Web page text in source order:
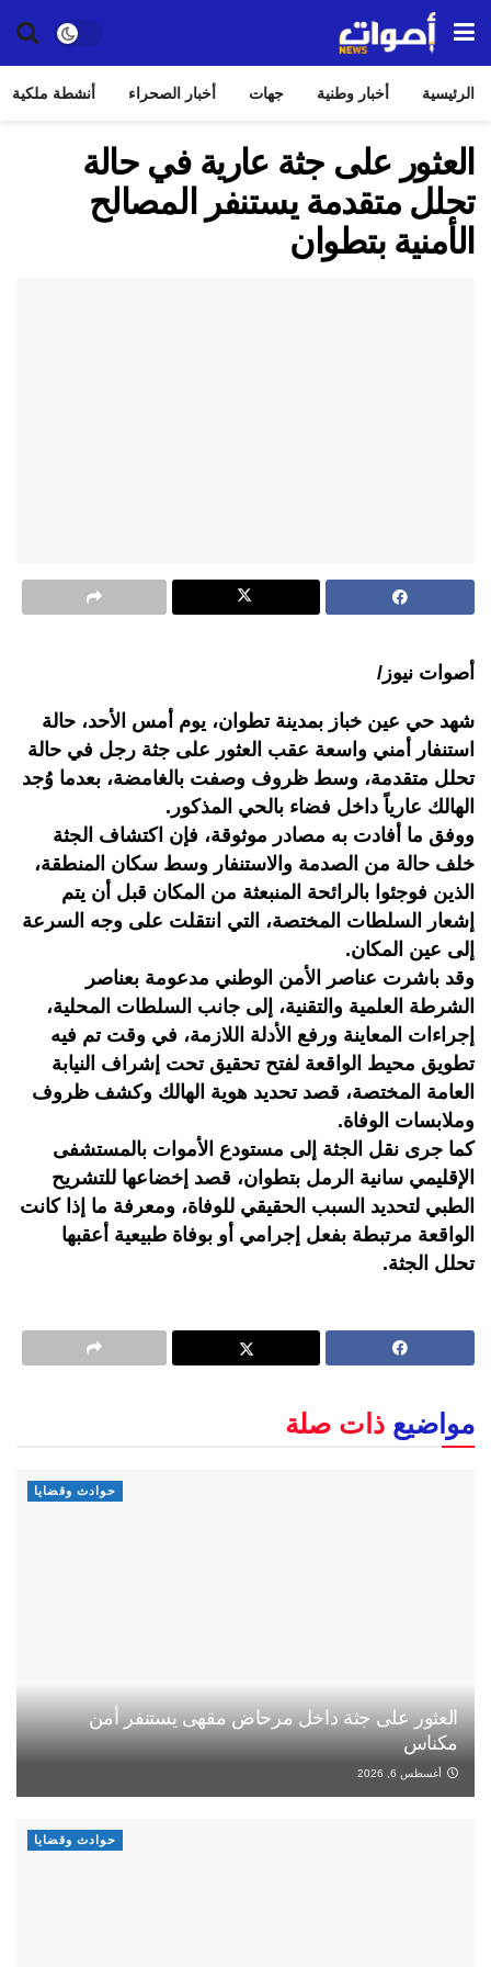
الرئيسية أخبار وطنية جهات أخبار الصحراء أنشطة ملكية
العثور على جثة عارية في حالة
تحلل متقدمة يستنفر المصالح
الأمنية بتطوان
أصوات نيوز/
شهد حي عين خباز بمدينة تطوان، يوم أمس الأحد، حالة
استنفار أمني واسعة عقب العثور على جثة رجل في حالة
تحلل متقدمة، وسط ظروف وصفت بالغامضة، بعدما وُجد
الهالك عارياً داخل فضاء بالحي المذكور.
ووفق ما أفادت به مصادر موثوقة، فإن اكتشاف الجثة
خلف حالة من الصدمة والاستنفار وسط سكان المنطقة،
الذين فوجئوا بالرائحة المنبعثة من المكان قبل أن يتم
إشعار السلطات المختصة، التي انتقلت على وجه السرعة
إلى عين المكان.
وقد باشرت عناصر الأمن الوطني مدعومة بعناصر
الشرطة العلمية والتقنية، إلى جانب السلطات المحلية،
إجراءات المعاينة ورفع الأدلة اللازمة، في وقت تم فيه
تطويق محيط الواقعة لفتح تحقيق تحت إشراف النيابة
العامة المختصة، قصد تحديد هوية الهالك وكشف ظروف
وملابسات الوفاة.
كما جرى نقل الجثة إلى مستودع الأموات بالمستشفى
الإقليمي سانية الرمل بتطوان، قصد إخضاعها للتشريح
الطبي لتحديد السبب الحقيقي للوفاة، ومعرفة ما إذا كانت
الواقعة مرتبطة بفعل إجرامي أو بوفاة طبيعية أعقبها
تحلل الجثة.
مواضيع ذات صلة
حوادث وقضايا
العثور على جثة داخل مرحاض مقهى يستنفر أمن
مكناس
أغسطس 6, 2026
حوادث وقضايا